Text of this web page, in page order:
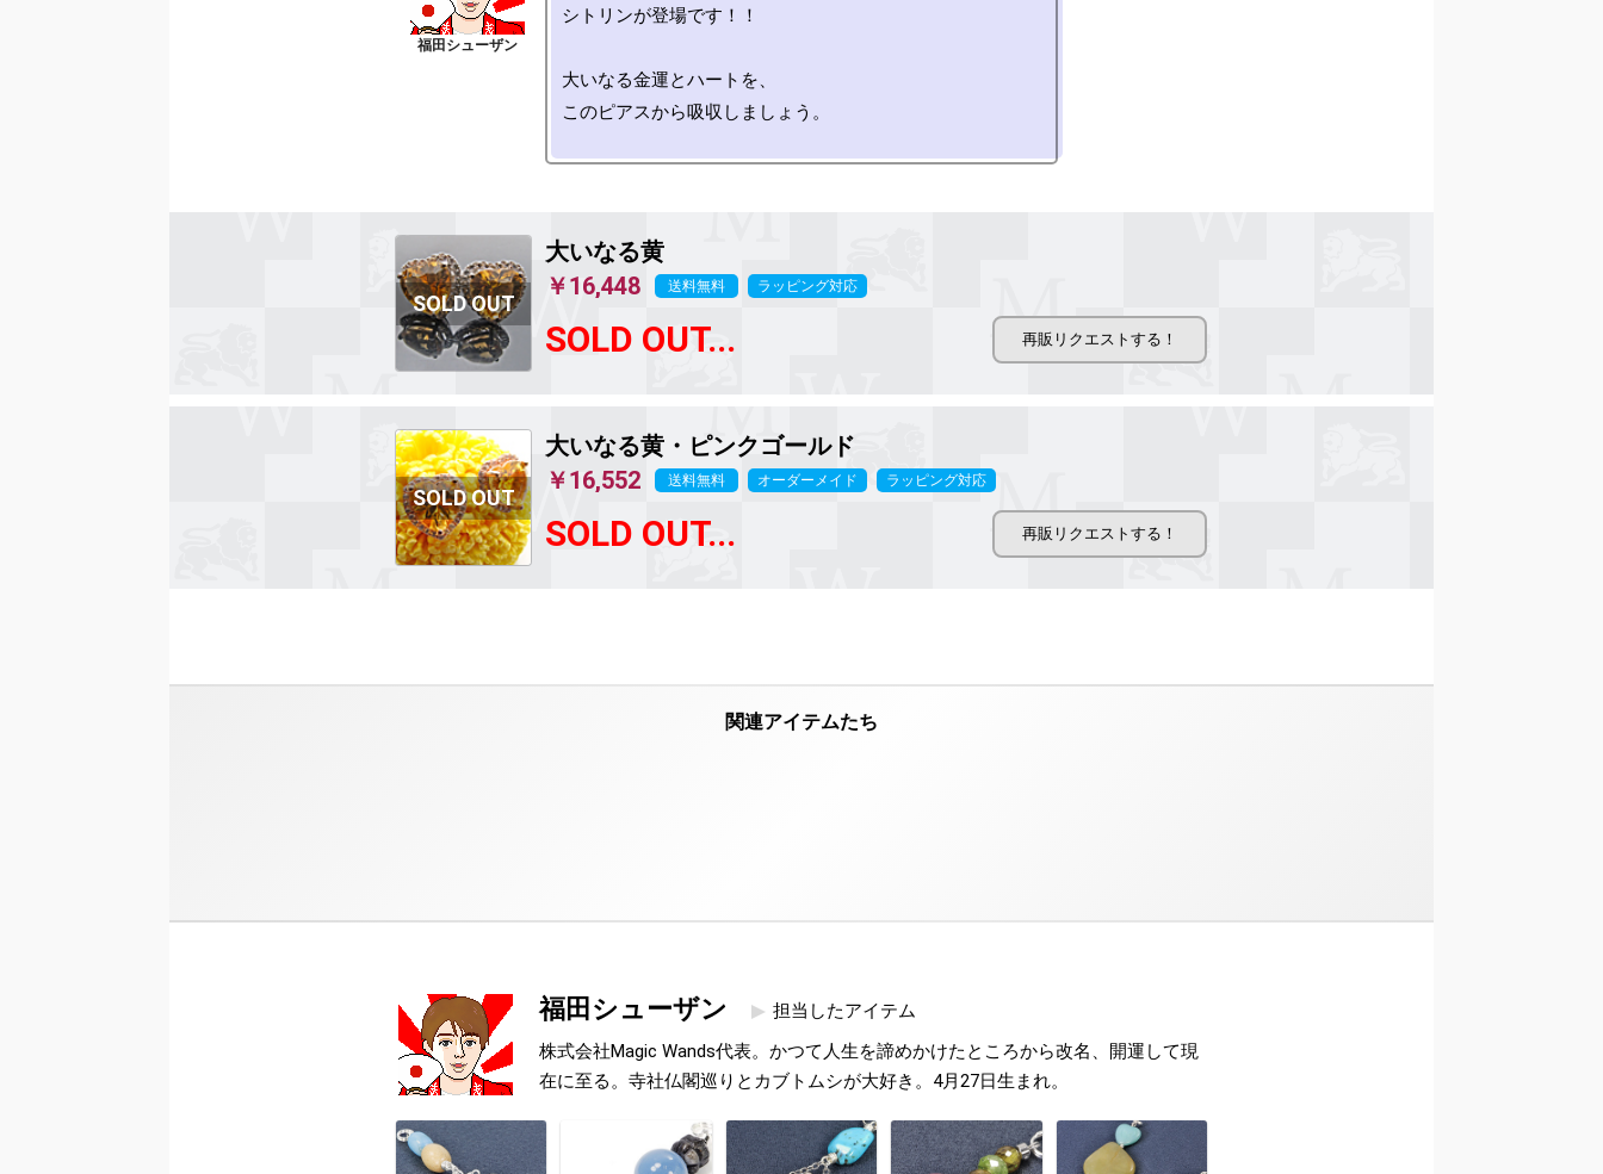
シトリンが登場です！！
大いなる金運とハートを、
このピアスから吸収しましょう。
大いなる黄
￥16,448
送料無料 ラッピング対応
SOLD OUT...
大いなる黄・ピンクゴールド
￥16,552
送料無料 オーダーメイド ラッピング対応
SOLD OUT...
福田シューザン
担当したアイテム
株式会社Magic Wands代表。かつて人生を諦めかけたところから改名、開運して現
在に至る。寺社仏閣巡りとカブトムシが大好き。4月27日生まれ。